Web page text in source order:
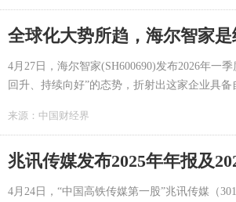
全球化大势所趋，海尔智家
4月27日，海尔智家(SH600690)发布2026年一
回升、持续向好”的态势，折射出这家企业具备
来源： 中国财经界
4月24日，“中国高铁传媒第一股”兆讯传媒（